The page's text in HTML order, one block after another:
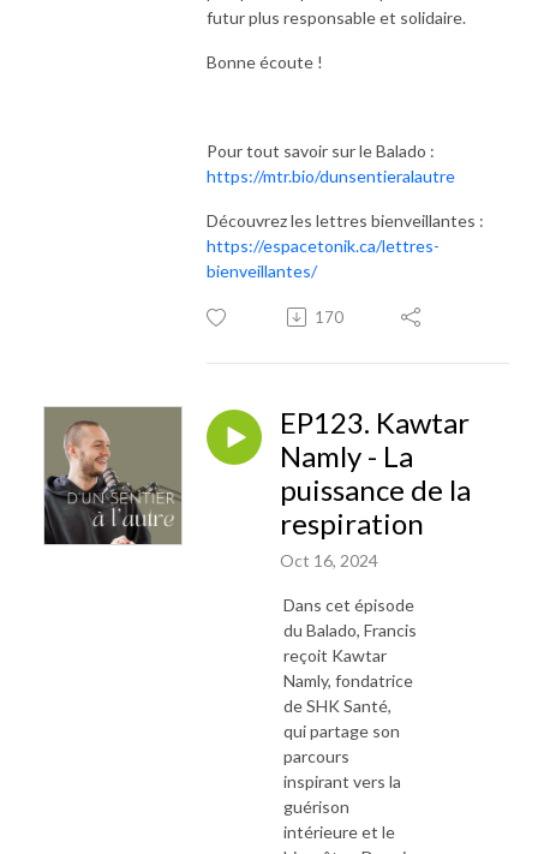
futur plus responsable et solidaire.
Bonne écoute !
Pour tout savoir sur le Balado :
https://mtr.bio/dunsentieralautre
Découvrez les lettres bienveillantes :
https://espacetonik.ca/lettres-
bienveillantes/
170
EP123. Kawtar
Namly - La
puissance de la
respiration
Oct 16, 2024
Dans cet épisode
du Balado, Francis
reçoit Kawtar
Namly, fondatrice
de SHK Santé,
qui partage son
parcours
inspirant vers la
guérison
intérieure et le